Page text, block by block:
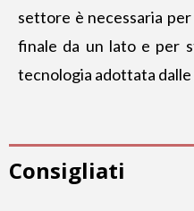
settore è necessaria
finale da un lato e per
tecnologia adottata
Consigliati